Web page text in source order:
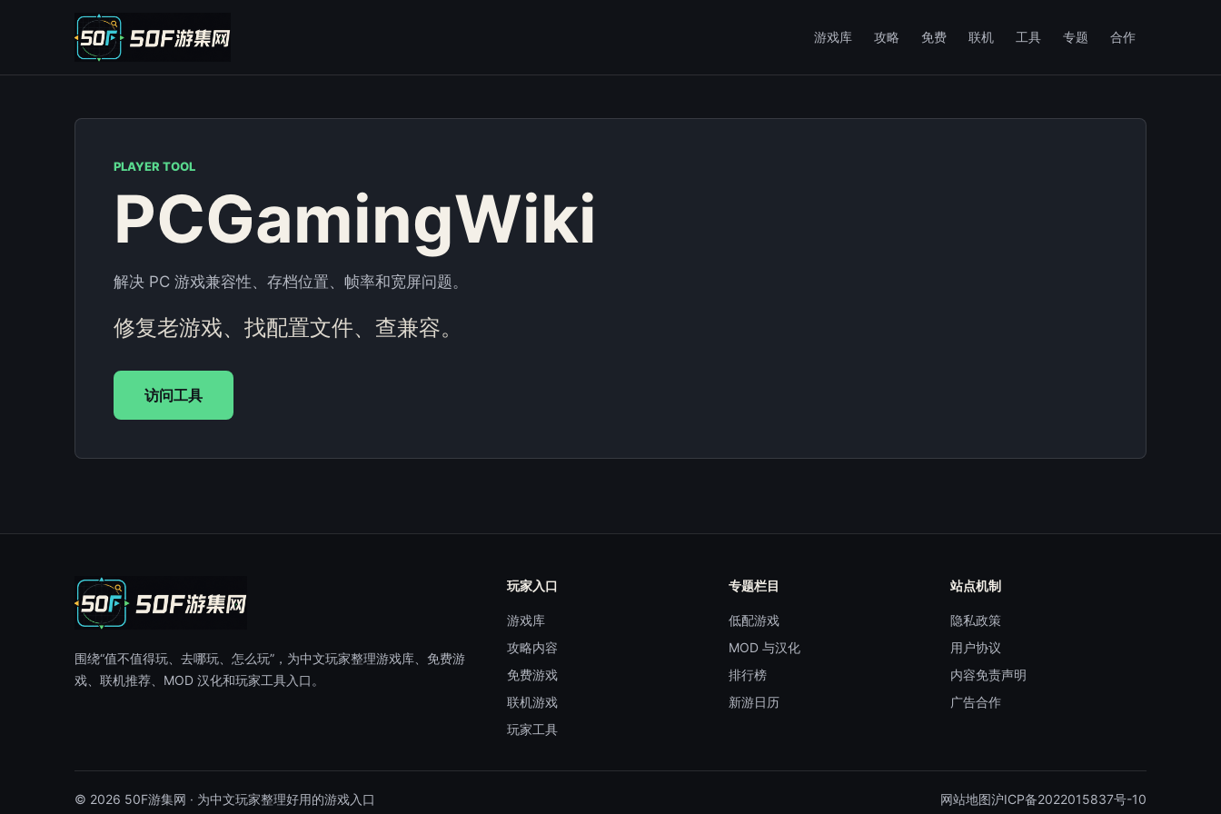
游戏库 攻略 免费 联机 工具 专题 合作
PLAYER TOOL
PCGamingWiki
解决 PC 游戏兼容性、存档位置、帧率和宽屏问题。
修复老游戏、找配置文件、查兼容。
访问工具
围绕“值不值得玩、去哪玩、怎么玩”，为中文玩家整理游戏库、免费游
戏、联机推荐、MOD 汉化和玩家工具入口。
玩家入口
游戏库
攻略内容
免费游戏
联机游戏
玩家工具
专题栏目
低配游戏
MOD 与汉化
排行榜
新游日历
站点机制
隐私政策
用户协议
内容免责声明
广告合作
© 2026 50F游集网 · 为中文玩家整理好用的游戏入口 网站地图沪ICP备2022015837号-10